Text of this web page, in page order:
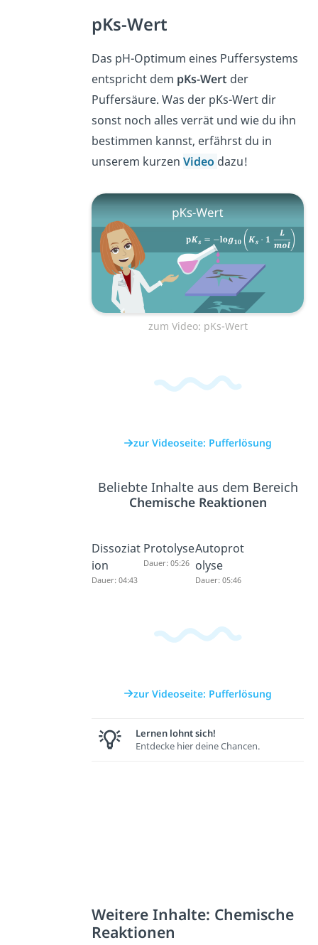
pKs-Wert
Das pH-Optimum eines Puffersystems
entspricht dem pKs-Wert der
Puffersäure. Was der pKs-Wert dir
sonst noch alles verrät und wie du ihn
bestimmen kannst, erfährst du in
unserem kurzenVideo dazu!
zum Video: pKs-Wert
zur Videoseite: Pufferlösung
Beliebte Inhalte aus dem Bereich
Chemische Reaktionen
Dissoziat
ion
Dauer: 04:43
Protolyse
Dauer: 05:26
Autoprot
olyse
Dauer: 05:46
zur Videoseite: Pufferlösung
Lernen lohnt sich!
Entdecke hier deine Chancen.
Weitere Inhalte: Chemische
Reaktionen